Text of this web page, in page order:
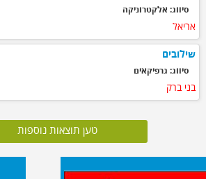
סיווג: אלקטרוניקה
אריאל
שילובים
סיווג: גרפיקאים
בני ברק
טען תוצאות נוספות